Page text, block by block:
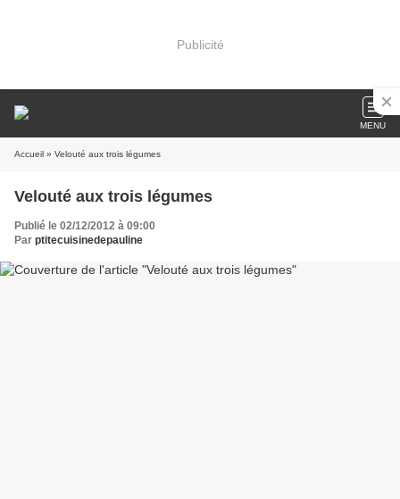
Publicité
MENU
Accueil » Velouté aux trois légumes
Velouté aux trois légumes
Publié le 02/12/2012 à 09:00
Par ptitecuisinedepauline